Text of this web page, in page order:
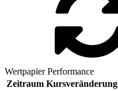
Wertpapier Performance
Zeitraum Kursveränderung